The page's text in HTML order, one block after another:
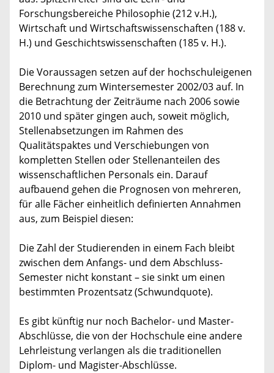
Forschungsbereiche Philosophie (212 v.H.),
Wirtschaft und Wirtschaftswissenschaften (188 v.
H.) und Geschichtswissenschaften (185 v. H.).
Die Voraussagen setzen auf der hochschuleigenen
Berechnung zum Wintersemester 2002/03 auf. In
die Betrachtung der Zeiträume nach 2006 sowie
2010 und später gingen auch, soweit möglich,
Stellenabsetzungen im Rahmen des
Qualitätspaktes und Verschiebungen von
kompletten Stellen oder Stellenanteilen des
wissenschaftlichen Personals ein. Darauf
aufbauend gehen die Prognosen von mehreren,
für alle Fächer einheitlich definierten Annahmen
aus, zum Beispiel diesen:
Die Zahl der Studierenden in einem Fach bleibt
zwischen dem Anfangs- und dem Abschluss-
Semester nicht konstant – sie sinkt um einen
bestimmten Prozentsatz (Schwundquote).
Es gibt künftig nur noch Bachelor- und Master-
Abschlüsse, die von der Hochschule eine andere
Lehrleistung verlangen als die traditionellen
Diplom- und Magister-Abschlüsse.